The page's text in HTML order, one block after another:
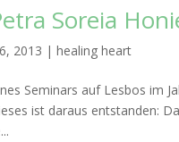
Soreia
2013 | healing heart
Seminars auf Lesbos im
ist daraus entstanden: